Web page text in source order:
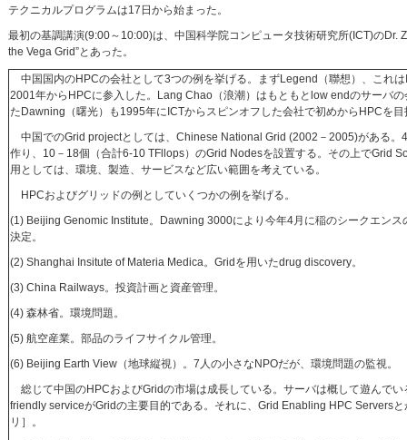
テクニカルプログラムは17日から始まった。
最初の基調講演(9:00～10:00)は、中国科学院コンピュータ技術研究所(ICT)の
the Vega Grid”とあった。
中国国内のHPCの会社として3つの例を挙げる。まずLegend（聯想）、これ
2001年からHPCに参入した。Lang Chao（浪潮）はもともとlow endのサーバ
たDawning（曙光）も1995年にICTからスピンオフした会社で初めからHPCを目
中国でのGrid projectとしては、Chinese National Grid (2002－2005)がある。
作り、10－18個（合計6-10 TFllops）のGrid Nodesを設置する。その上でGrid
用としては、環境、製造、サービスなど広い範囲を考えている。
HPCおよびグリッドの例としていくつかの例を挙げる。
(1) Beijing Genomic Institute。Dawning 3000により今年4月に稲のシークエン
決定。
(2) Shanghai Insitute of Materia Medica。Gridを用いたdrug discovery。
(3) China Railways。投資計画と資産管理。
(4) 森林省。環境問題。
(5) 航空産業。部品のライフサイクル管理。
(6) Beijing Earth View（地球縦視）。7人の小さなNPOだが、環境問題の監視。
総じて中国のHPCおよびGridの市場は成長している。サーバは概して遊んで
friendly serviceがGridの主要目的である。それに、Grid Enabling HPC Servers
リ］。